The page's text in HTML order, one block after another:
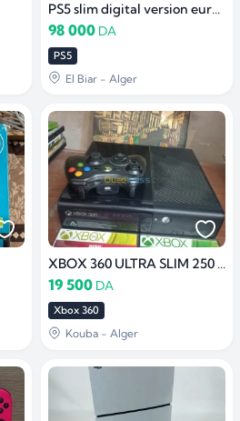
PS5 slim digital version européenne
98 000 DA
PS5
El Biar - Alger
XBOX 360 ULTRA SLIM 250 GB
19 500 DA
Xbox 360
Kouba - Alger